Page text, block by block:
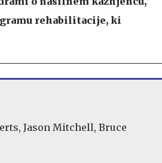
rehabilitacije, ki
Jason Mitchell, Bruce